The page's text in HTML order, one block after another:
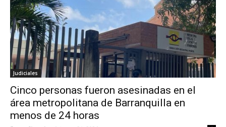
Judiciales
Cinco personas fueron asesinadas en el
área metropolitana de Barranquilla en
menos de 24 horas